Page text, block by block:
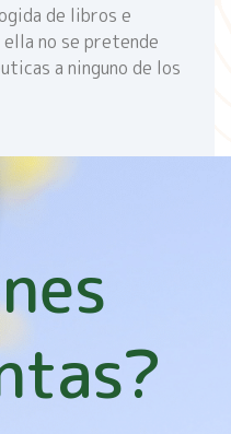
de libros e
no se pretende
a ninguno de los